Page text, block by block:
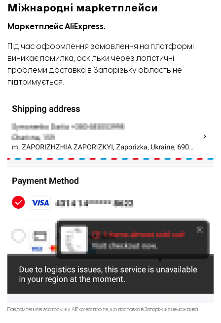
Міжнародні маркетплейси
Маркетплейс AliExpress.
Під час оформлення замовлення на платформі
виникає помилка, оскільки через логістичні
проблеми доставка в Запорізьку область не
підтримується.
Повідомлення в застосунку AliExpress про те, що доставка в Запоріжжя неможлива.